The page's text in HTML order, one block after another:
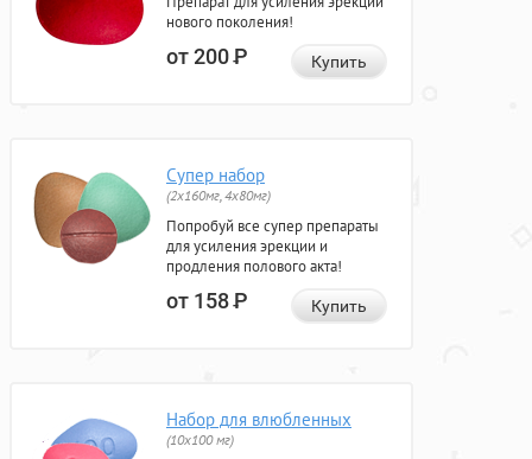
нового поколения!
от 200Р Купить
Супер набор
(2х160мг, 4х80мг)
Попробуй все супер препараты
для усиления эрекции и
продления полового акта!
от 158Р Купить
Набор для влюбленных
(10х100 мг)